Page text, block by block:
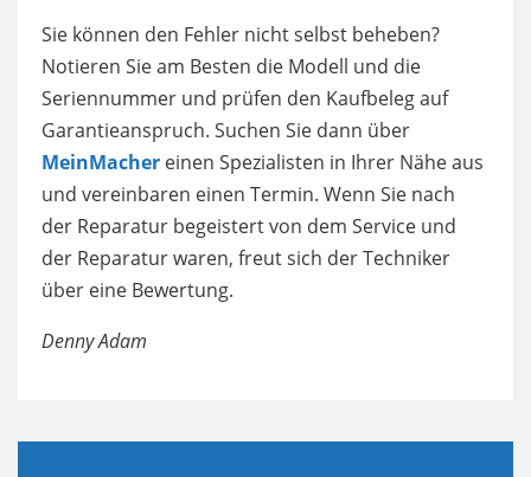
Sie können den Fehler nicht selbst beheben?
Notieren Sie am Besten die Modell und die
Seriennummer und prüfen den Kaufbeleg auf
Garantieanspruch. Suchen Sie dann über
MeinMacher einen Spezialisten in Ihrer Nähe aus
und vereinbaren einen Termin. Wenn Sie nach
der Reparatur begeistert von dem Service und
der Reparatur waren, freut sich der Techniker
über eine Bewertung.
Denny Adam